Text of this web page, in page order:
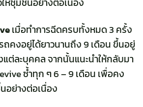
เมื่อทำการฉีดครบทั้งหมด 3 ครั้ง
ถคงอยู่ได้ยาวนานถึง9 เดือน ขึ้นอยู่
ต่ละบุคคล จากนั้นแนะนำให้กลับมา
ซ้ำทุก ๆ 6 – 9 เดือน เพื่อคง
อย่างต่อเนื่อง